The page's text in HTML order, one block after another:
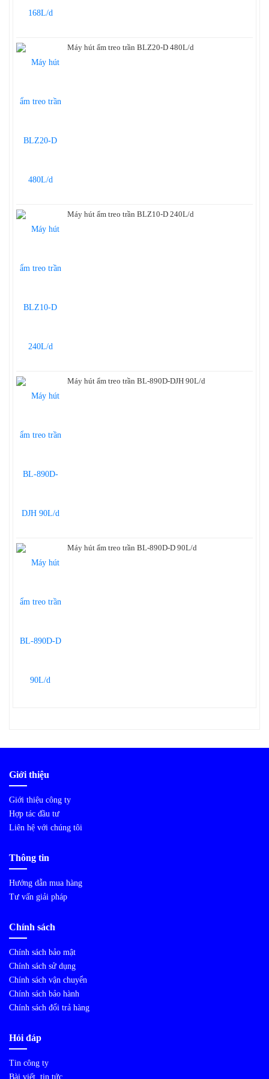
TỦ ĐÔNG
Máy hút ẩm treo trần BLZ20-D 480L/d
Máy hút ẩm treo trần BLZ10-D 240L/d
Máy hút ẩm treo trần BL-890D-DJH 90L/d
Máy hút ẩm treo trần BL-890D-D 90L/d
Giới thiệu
Giới thiệu công ty
Hợp tác đầu tư
Liên hệ với chúng tôi
Thông tin
Hướng dẫn mua hàng
Tư vấn giải pháp
Chính sách
Chính sách bảo mật
Chính sách sử dụng
Chính sách vận chuyển
Chính sách bảo hành
Chính sách đổi trả hàng
Hỏi đáp
Tin công ty
Bài viết, tin tức